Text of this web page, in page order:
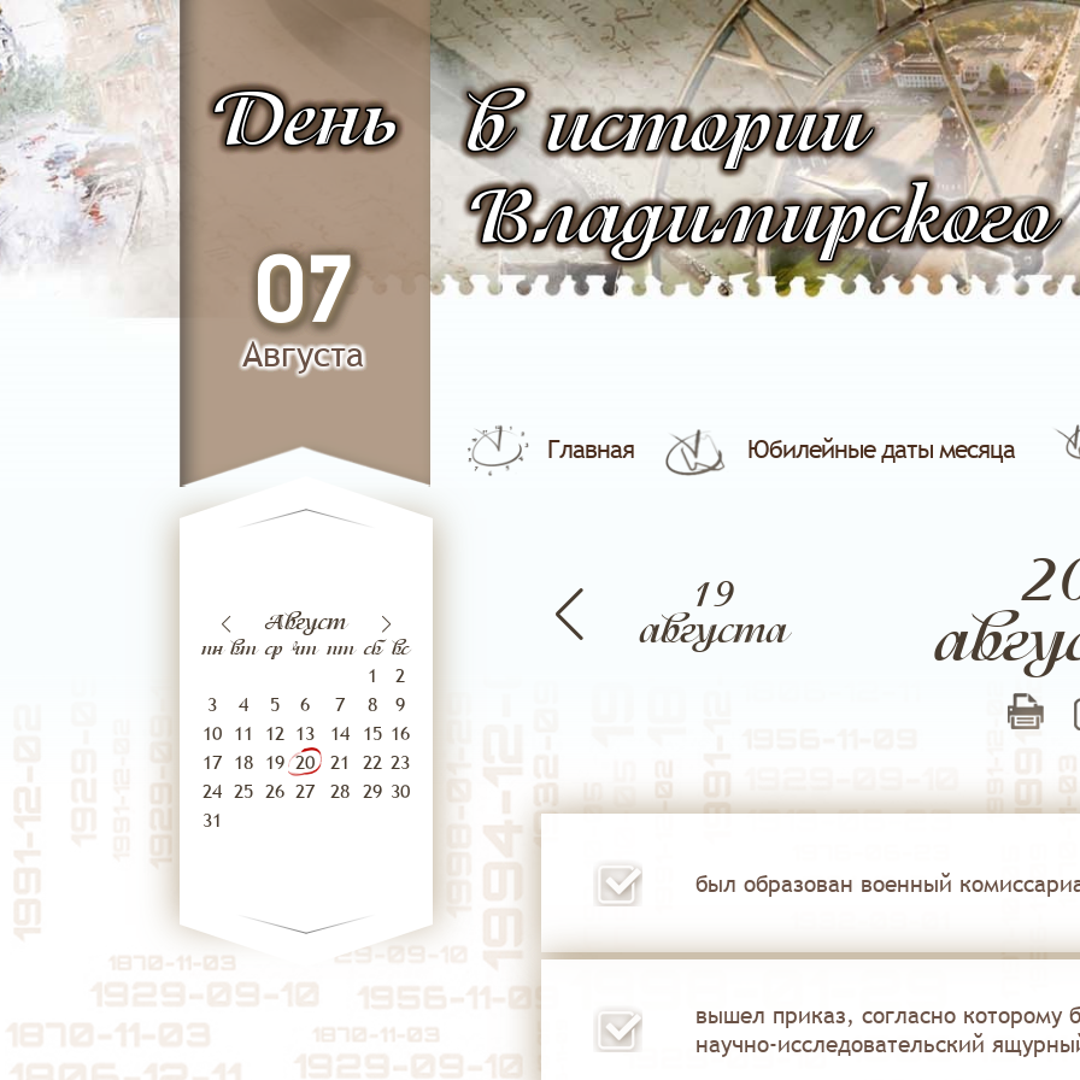
День
07
Августа
в истории
Владимирского
Главная Юбилейные даты месяца
Август Сентябрь Октябрь Ноябрь
пн вт ср чт пт сб вс
1
2
3
4 5 6 7 8
9
10 11 12 13 14 15 16
17 18 19 20 21 22 23
24 25 26 27 28 29 30
31
августа
19
августа
был образован военный
вышел приказ, согласно которому
научно-исследовательский